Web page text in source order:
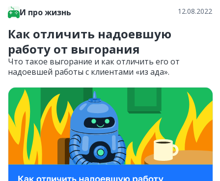
И про жизнь 12.08.2022
Как отличить надоевшую
работу от выгорания
Что такое выгорание и как отличить его от
надоевшей работы с клиентами «из ада».